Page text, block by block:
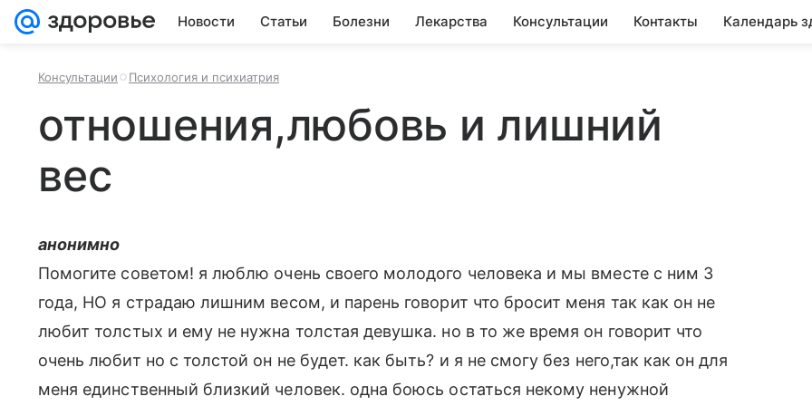
Новости Статьи Болезни Лекарства Консультации Контакты Календарь
Консультации Психология и психиатрия
отношения,любовь и лишний
вес
анонимно
Помогите советом! я люблю очень своего молодого человека и мы вместе с ним 3
года, НО я страдаю лишним весом, и парень говорит что бросит меня так как он не
любит толстых и ему не нужна толстая девушка. но в то же время он говорит что
очень любит но с толстой он не будет. как быть? и я не смогу без него,так как он для
меня единственный близкий человек. одна боюсь остаться некому ненужной